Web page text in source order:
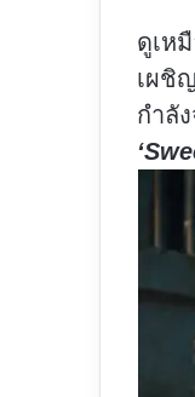
ดูเห
เผชิ
กำลั